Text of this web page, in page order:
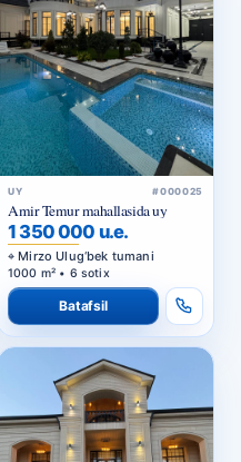
UY #000025
Amir Temur mahallasida uy
1 350 000 u.e.
Mirzo Ulug‘bek tumani
1000 m² • 6 sotix
Batafsil